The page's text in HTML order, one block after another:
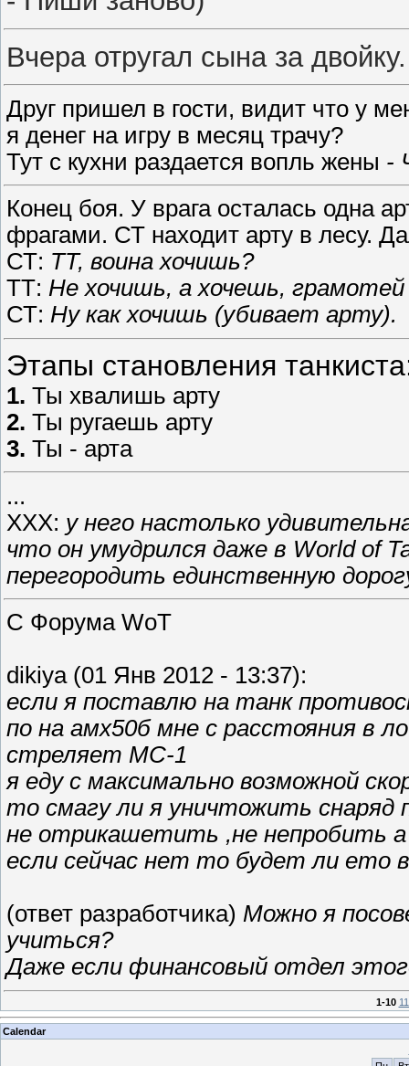
Вчера отругал сына за
Друг пришел в гости, видит что у
я денег на игру в месяц трачу?
Тут с кухни раздается вопль жены -
Конец боя. У врага осталась одна
фрагами. СТ находит арту в лесу.
СТ: ТТ, воина хочишь?
ТТ: Не хочишь, а хочешь,
СТ: Ну как хочишь (убивает арту).
Этапы становления
1. Ты хвалишь арту
2. Ты ругаешь арту
3. Ты - арта
...
ХХХ: у него настолько
что он умудрился даже в World of
перегородить единственную
С Форума WoT
dikiya (01 Янв 2012 - 13:37):
если я поставлю на танк
по на амх50б мне с расстояния в
стреляет МС-1
я еду с максимально возможной
то смагу ли я уничтожить снаряд
не отрикашетить ,не непробить
если сейчас нет то будет ли ето
(ответ разработчика) Можно я
учиться?
Даже если финансовый отдел
1-10
Calendar